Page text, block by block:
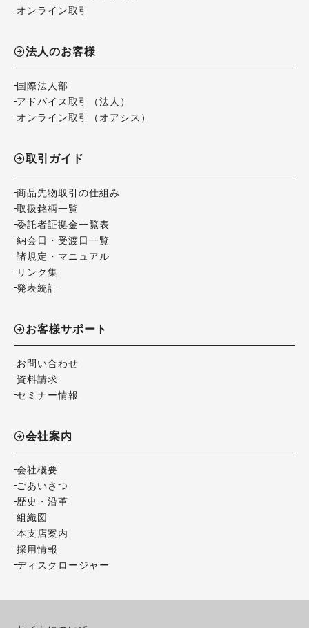
オンライン取引
法人のお客様
国際法人部
アドバイス取引（法人）
オンライン取引（オアシス）
取引ガイド
商品先物取引の仕組み
取扱銘柄一覧
委託者証拠金一覧表
納会日・受渡日一覧
諸規定・マニュアル
リンク集
発表統計
お客様サポート
お問い合わせ
資料請求
セミナー情報
会社案内
会社概要
ごあいさつ
歴史・沿革
組織図
本支店案内
採用情報
ディスクロージャー